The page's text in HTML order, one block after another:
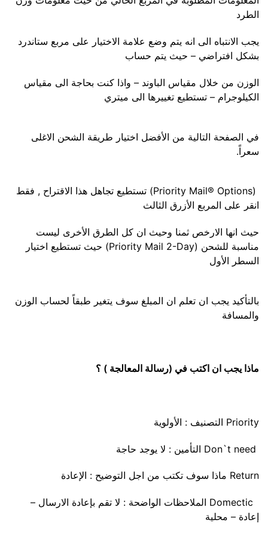
الطرد
يجب الانتباه الى انه يتم وضع علامة الاختيار على مربع ستاندرد
بشكل افتراضي – حيث يتم حساب
الوزن من خلال مقياس الباوند – واذا كنت بحاجة الى مقياس
الكيلوجرام – تستطيع تغييرها الى ميتري
في الصفحة التالية من الأفضل اختيار طريقة الشحن الاغلى
سعراً.
(Priority Mail® Options) تستطيع تجاهل هذا الاقتراح , فقط
انقر على المربع الأزرق الثالث
حيث انها الارخص ثمنا وحيث ان كل الطرق الأخرى ليست
مناسبة للشحن (Priority Mail 2-Day) حيث تستطيع اختيار
السطر الأول
بالتأكيد يجب ان تعلم ان المبلغ سوف يتغير طبقاً لحساب الوزن
والمسافة
ماذا يجب ان اكتب في (رسالة المعالجة ) ؟
Priority التصنيف : الأولوية
Return ماذا سوف تكتب من اجل التوضيح : الإعادة
Domectic الملاحظات الواضحة : لا تقم بإعادة الارسال –
إعادة – محلية